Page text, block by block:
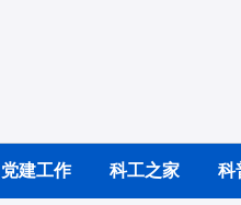
党建工作 科工之家 科